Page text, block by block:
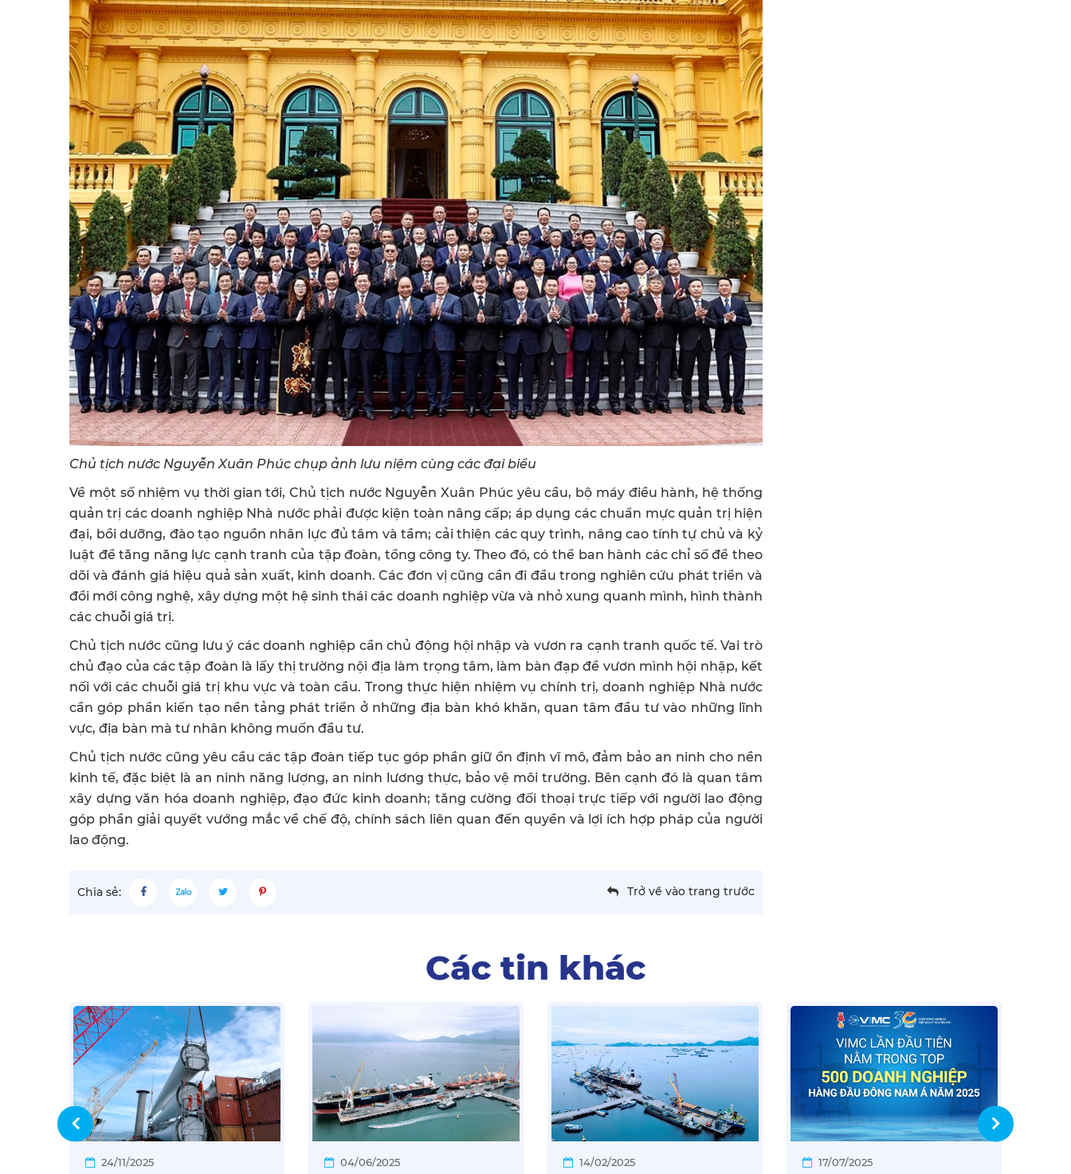
Chủ tịch nước Nguyễn Xuân Phúc chụp ảnh lưu niệm cùng các đại biểu
Về một số nhiệm vụ thời gian tới, Chủ tịch nước Nguyễn Xuân Phúc yêu cầu, bộ máy điều hành, hệ thống
quản trị các doanh nghiệp Nhà nước phải được kiện toàn nâng cấp; áp dụng các chuẩn mực quản trị hiện
đại, bồi dưỡng, đào tạo nguồn nhân lực đủ tâm và tầm; cải thiện các quy trình, nâng cao tính tự chủ và kỷ
luật để tăng năng lực cạnh tranh của tập đoàn, tổng công ty. Theo đó, có thể ban hành các chỉ số để theo
dõi và đánh giá hiệu quả sản xuất, kinh doanh. Các đơn vị cũng cần đi đầu trong nghiên cứu phát triển và
đổi mới công nghệ, xây dựng một hệ sinh thái các doanh nghiệp vừa và nhỏ xung quanh mình, hình thành
các chuỗi giá trị.
Chủ tịch nước cũng lưu ý các doanh nghiệp cần chủ động hội nhập và vươn ra cạnh tranh quốc tế. Vai trò
chủ đạo của các tập đoàn là lấy thị trường nội địa làm trọng tâm, làm bàn đạp để vươn mình hội nhập, kết
nối với các chuỗi giá trị khu vực và toàn cầu. Trong thực hiện nhiệm vụ chính trị, doanh nghiệp Nhà nước
cần góp phần kiến tạo nền tảng phát triển ở những địa bàn khó khăn, quan tâm đầu tư vào những lĩnh
vực, địa bàn mà tư nhân không muốn đầu tư.
Chủ tịch nước cũng yêu cầu các tập đoàn tiếp tục góp phần giữ ổn định vĩ mô, đảm bảo an ninh cho nền
kinh tế, đặc biệt là an ninh năng lượng, an ninh lương thực, bảo vệ môi trường. Bên cạnh đó là quan tâm
xây dựng văn hóa doanh nghiệp, đạo đức kinh doanh; tăng cường đối thoại trực tiếp với người lao động
góp phần giải quyết vướng mắc về chế độ, chính sách liên quan đến quyền và lợi ích hợp pháp của người
lao động.
Chia sẻ: Trở về vào trang trước
Các tin khác
24/11/2025 04/06/2025 14/02/2025 17/07/2025